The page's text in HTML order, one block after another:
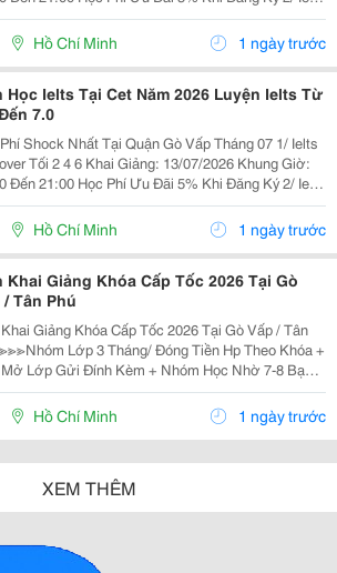
Giảng: 07//07/2026 Khung Giờ:
18:00 Đến 21:00 ...
Hồ Chí Minh 1 ngày trước
Học Ielts Tại Cet Năm 2026 Luyện Ielts Từ
7.0
Shock Nhất Tại Quận Gò Vấp Tháng 07 1/ Ielts
6 Khai Giảng: 13/07/2026 Khung Giờ:
Phí Ưu Đãi 5% Khi Đăng Ký 2/ Ielts
Giảng: 07//07/2026 Khung Giờ:
18:00 Đến 21:00 ...
Hồ Chí Minh 1 ngày trước
Khai Giảng Khóa Cấp Tốc 2026 Tại Gò
/ Tân Phú
Giảng Khóa Cấp Tốc 2026 Tại Gò Vấp / Tân
Lớp Gửi Đính Kèm + Nhóm Học Nhờ 7-8 Bạn/
Giáo Trình Ielts Có Band Điểm Lộ Trình, Sách
Ngoài Bám Sát + Chia Đều 4 Kỹ...
Hồ Chí Minh 1 ngày trước
XEM THÊM